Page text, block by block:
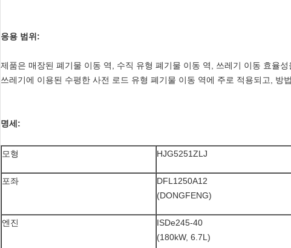
응용 범위:
제품은 매장된 폐기물 이동 역, 수직 유형 폐기물 이동 역, 쓰레기 이동 효율
쓰레기에 이용된 수평한 사전 로드 유형 폐기물 이동 역에 주로 적용되고, 방
명세:
모형 HJG5251ZLJ
포좌
DFL1250A12
(DONGFENG)
엔진
ISDe245-40
(180kW, 6.7L)